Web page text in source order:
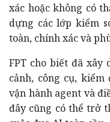
xác hoặc không có
dựng các lớp kiểm
toàn, chính xác và
FPT cho biết đã
cảnh, công cụ,
vận hành agent và
đây cũng có thể trở